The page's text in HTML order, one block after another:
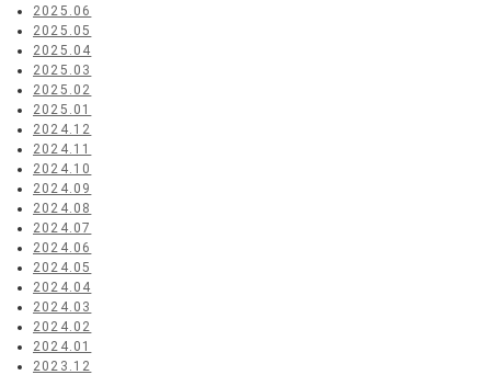
2025.06
2025.05
2025.04
2025.03
2025.02
2025.01
2024.12
2024.11
2024.10
2024.09
2024.08
2024.07
2024.06
2024.05
2024.04
2024.03
2024.02
2024.01
2023.12